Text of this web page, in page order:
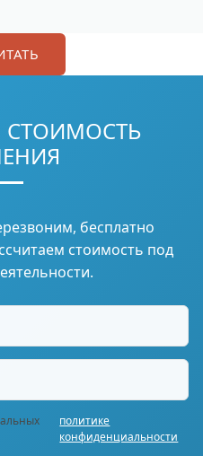
СТОИМОСТЬ
бесплатно
стоимость под
политике
конфиденциальности